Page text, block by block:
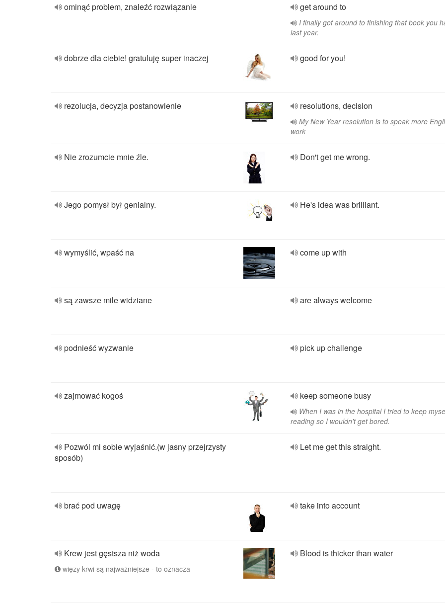
ominąć problem, znaleźć rozwiązanie get around to
I finally got around to finishing that book you
last year.
dobrze dla ciebie! gratuluję super inaczej good for you!
rezolucja, decyzja postanowienie resolutions, decision
My New Year resolution is to speak more
work
Nie zrozumcie mnie źle. Don't get me wrong.
Jego pomysł był genialny. He's idea was brilliant.
wymyślić, wpaść na come up with
są zawsze mile widziane are always welcome
podnieść wyzwanie pick up challenge
zajmować kogoś keep someone busy
When I was in the hospital I tried to keep
reading so I wouldn't get bored.
Pozwól mi sobie wyjaśnić.(w jasny przejrzysty
sposób)
Let me get this straight.
brać pod uwagę take into account
Krew jest gęstsza niż woda
więzy krwi są najważniejsze - to oznacza
Blood is thicker than water